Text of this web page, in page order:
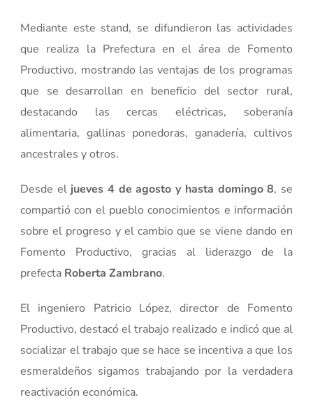
Mediante este stand, se difundieron las actividades
que realiza la Prefectura en el área de Fomento
Productivo, mostrando las ventajas de los programas
que se desarrollan en beneficio del sector rural,
destacando las cercas eléctricas, soberanía
alimentaria, gallinas ponedoras, ganadería, cultivos
ancestrales y otros.
Desde el jueves 4 de agosto y hasta domingo 8, se
compartió con el pueblo conocimientos e información
sobre el progreso y el cambio que se viene dando en
Fomento Productivo, gracias al liderazgo de la
prefecta Roberta Zambrano.
El ingeniero Patricio López, director de Fomento
Productivo, destacó el trabajo realizado e indicó que al
socializar el trabajo que se hace se incentiva a que los
esmeraldeños sigamos trabajando por la verdadera
reactivación económica.